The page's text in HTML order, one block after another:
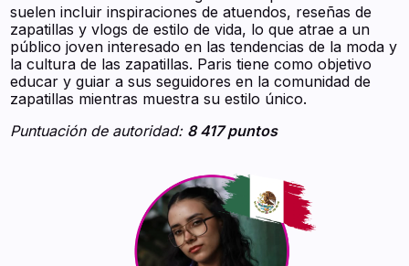
suelen incluir inspiraciones de atuendos, reseñas de
zapatillas y vlogs de estilo de vida, lo que atrae a un
público joven interesado en las tendencias de la moda y
la cultura de las zapatillas. Paris tiene como objetivo
educar y guiar a sus seguidores en la comunidad de
zapatillas mientras muestra su estilo único.
Puntuación de autoridad: 8 417 puntos